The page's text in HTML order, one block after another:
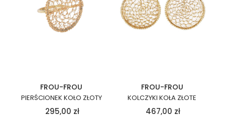
FROU-FROU
PIERŚCIONEK KOŁO ZŁOTY
295,00 zł
FROU-FROU
KOLCZYKI KOŁA ZŁOTE
467,00 zł